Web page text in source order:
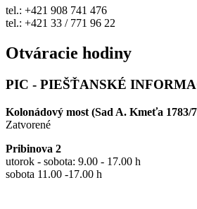
tel.: +421 908 741 476
tel.: +421 33 / 771 96 22
Otváracie hodiny
PIC - PIEŠŤANSKÉ
Kolonádový most (Sad A. Kmeťa 1783/
Zatvorené
Pribinova 2
utorok - sobota: 9.00 - 17.00 h
sobota 11.00 -17.00 h